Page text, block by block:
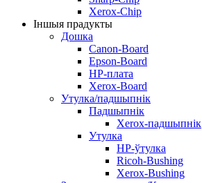
Xerox-Chip
Іншыя прадукты
Дошка
Canon-Board
Epson-Board
HP-плата
Xerox-Board
Утулка/падшыпнік
Падшыпнік
Xerox-падшыпнік
Утулка
HP-ўтулка
Ricoh-Bushing
Xerox-Bushing